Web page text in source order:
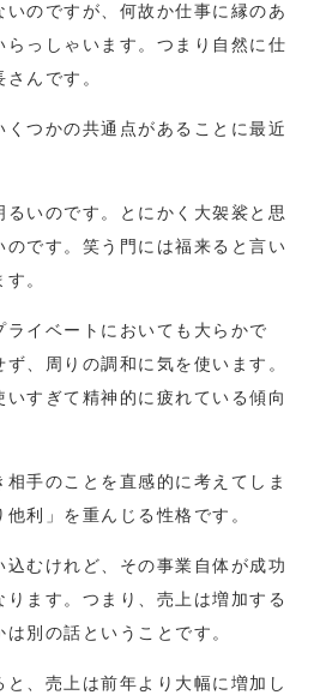
のですが、何故か仕事に縁のあ
らっしゃいます。つまり自然に仕
んです。
つかの共通点があることに最近
るいのです。とにかく大袈裟と思
のです。笑う門には福来ると言い
。
イベートにおいても大らかで
、周りの調和に気を使います。
いすぎて精神的に疲れている傾向
手のことを直感的に考えてしま
利」を重んじる性格です。
込むけれど、その事業自体が成功
ます。つまり、売上は増加する
別の話ということです。
、売上は前年より大幅に増加し